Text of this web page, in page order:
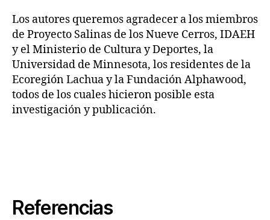
Los autores queremos agradecer a los miembros
de Proyecto Salinas de los Nueve Cerros, IDAEH
y el Ministerio de Cultura y Deportes, la
Universidad de Minnesota, los residentes de la
Ecoregión Lachua y la Fundación Alphawood,
todos de los cuales hicieron posible esta
investigación y publicación.
Referencias